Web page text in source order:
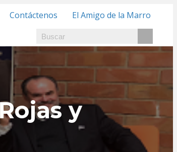
Contáctenos El Amigo de la Marro
y